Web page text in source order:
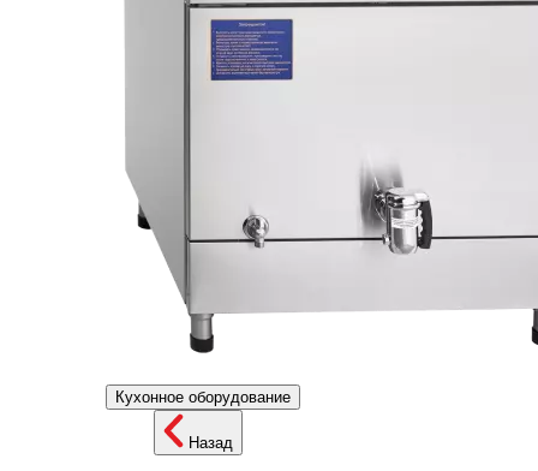
Кухонное оборудование
Назад